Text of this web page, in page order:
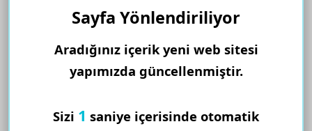
Sayfa Yönlendiriliyor
Aradığınız içerik yeni web sitesi
yapımızda güncellenmiştir.
Sizi 1 saniye içerisinde otomatik